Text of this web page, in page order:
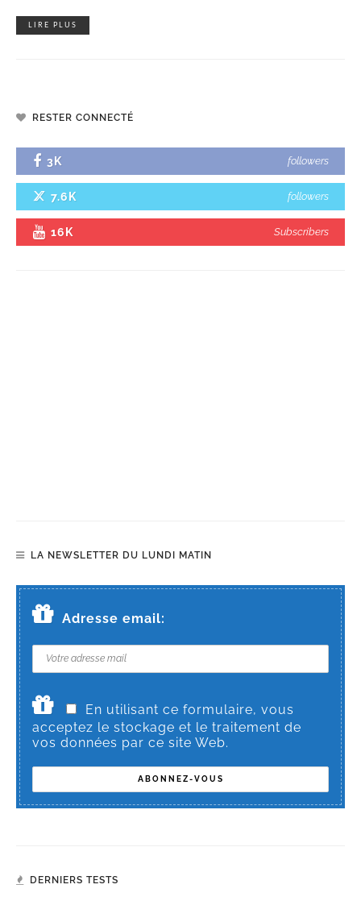
LIRE PLUS
RESTER CONNECTÉ
3K followers
7.6K followers
16K Subscribers
LA NEWSLETTER DU LUNDI MATIN
Adresse email:
En utilisant ce formulaire, vous
acceptez le stockage et le traitement de
vos données par ce site Web.
DERNIERS TESTS